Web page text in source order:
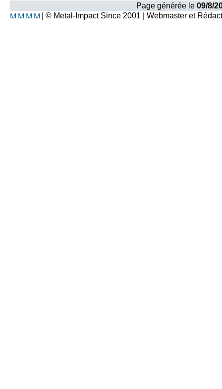
Page générée le 09/8/
| © Metal-Impact Since 2001 | Webmaster et